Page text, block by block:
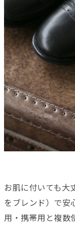
お肌に付いても大
をブレンド）で安
用・携帯用と複数